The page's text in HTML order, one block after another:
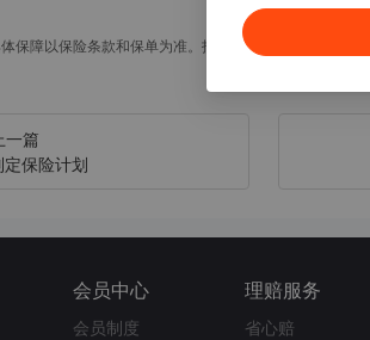
保障以保险条款和保单为准。投资有风险，风险需自担
一篇
保险计划
会员中心
会员制度
理赔服务
省心赔